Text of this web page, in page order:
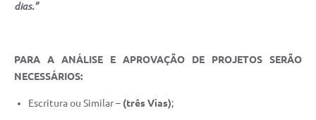
dias.”
PARA A ANÁLISE E APROVAÇÃO DE PROJETOS SERÃO
NECESSÁRIOS:
Escritura ou Similar – (três Vias);